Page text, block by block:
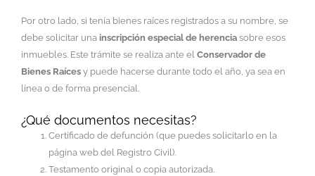
Por otro lado, si tenía bienes raíces registrados a su nombre, se
debe solicitar una inscripción especial de herencia sobre esos
inmuebles. Este trámite se realiza ante el Conservador de
Bienes Raíces y puede hacerse durante todo el año, ya sea en
línea o de forma presencial.
¿Qué documentos necesitas?
Certificado de defunción (que puedes solicitarlo en la
página web del Registro Civil).
Testamento original o copia autorizada.